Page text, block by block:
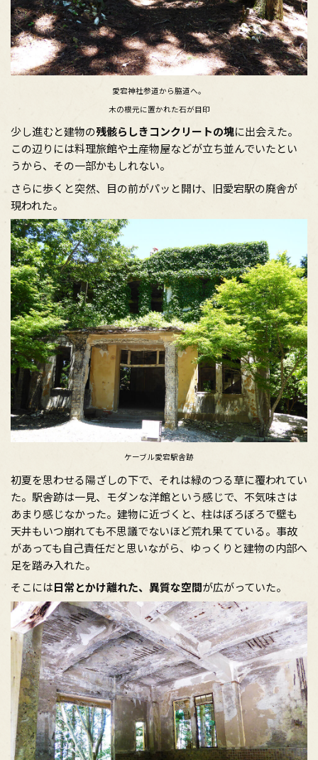
愛宕神社参道から脇道へ。
木の根元に置かれた石が目印
少し進むと建物の残骸らしきコンクリートの塊に出会えた。
この辺りには料理旅館や土産物屋などが立ち並んでいたとい
うから、その一部かもしれない。
さらに歩くと突然、目の前がパッと開け、旧愛宕駅の廃舎が
現われた。
ケーブル愛宕駅舎跡
初夏を思わせる陽ざしの下で、それは緑のつる草に覆われてい
た。駅舎跡は一見、モダンな洋館という感じで、不気味さは
あまり感じなかった。建物に近づくと、柱はぼろぼろで壁も
天井もいつ崩れても不思議でないほど荒れ果てている。事故
があっても自己責任だと思いながら、ゆっくりと建物の内部へ
足を踏み入れた。
そこには日常とかけ離れた、異質な空間が広がっていた。